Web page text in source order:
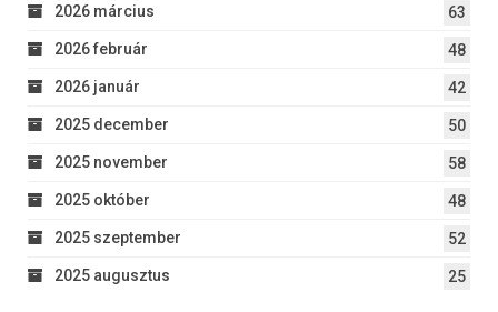
2026 március 63
2026 február 48
2026 január 42
2025 december 50
2025 november 58
2025 október 48
2025 szeptember 52
2025 augusztus 25